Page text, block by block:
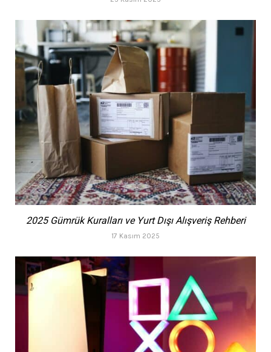
2025 Gümrük Kuralları ve Yurt Dışı Alışveriş Rehberi
17 Kasım 2025